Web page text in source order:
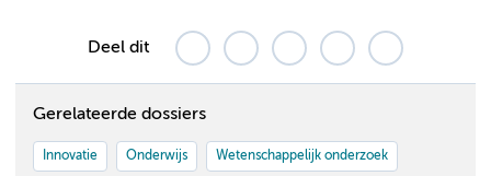
Deel dit
Gerelateerde dossiers
Innovatie Onderwijs Wetenschappelijk onderzoek